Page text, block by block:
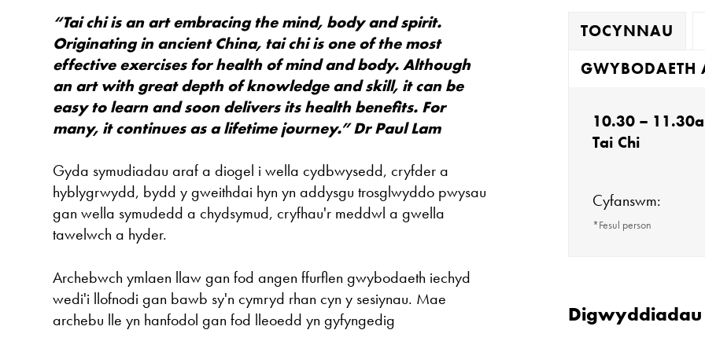
“Tai chi is an art embracing the mind, body and spirit.
Originating in ancient China, tai chi is one of the most
effective exercises for health of mind and body. Although
an art with great depth of knowledge and skill, it can be
easy to learn and soon delivers its health benefits. For
many, it continues as a lifetime journey.” Dr Paul Lam
Gyda symudiadau araf a diogel i wella cydbwysedd, cryfder a
hyblygrwydd, bydd y gweithdai hyn yn addysgu trosglwyddo pwysau
gan wella symudedd a chydsymud, cryfhau'r meddwl a gwella
tawelwch a hyder.
Archebwch ymlaen llaw gan fod angen ffurflen gwybodaeth iechyd
wedi'i llofnodi gan bawb sy'n cymryd rhan cyn y sesiynau. Mae
archebu lle yn hanfodol gan fod lleoedd yn gyfyngedig
TOCYNNAU
10.30 –
Tai Chi
Cyfanswm:
*Fesul person
ac am ddim i'w